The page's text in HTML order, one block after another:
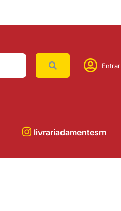
Entrar
livrariadamentesm